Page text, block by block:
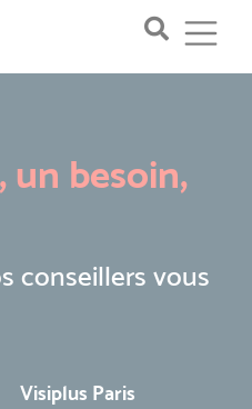
un besoin,
conseillers vous
Visiplus Paris